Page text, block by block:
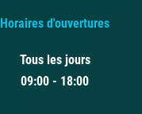
Horaires d'ouvertures
Tous les jours
09:00 - 18:00